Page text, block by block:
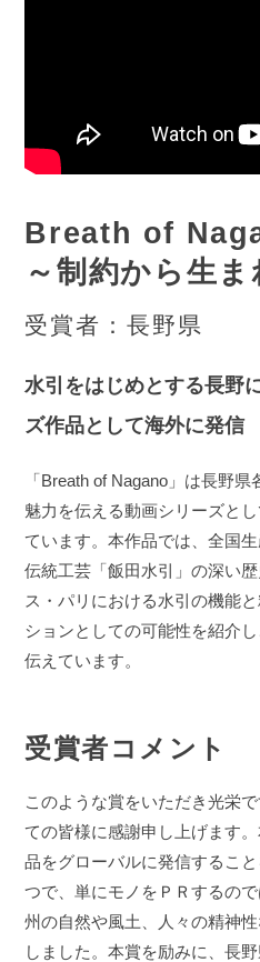
Breath of
～制約から生ま
受賞者：長野県
水引をはじめとする長野
ズ作品として海外に発信
「Breath of Nagano」は長野
魅力を伝える動画シリーズと
ています。本作品では、全国
伝統工芸「飯田水引」の深い
ス・パリにおける水引の機能
ションとしての可能性を紹介
伝えています。
受賞者コメント
このような賞をいただき光栄
ての皆様に感謝申し上げます
品をグローバルに発信するこ
つで、単にモノをＰＲするの
州の自然や風土、人々の精神
しました。本賞を励みに、長